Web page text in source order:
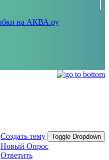
Создать тему Toggle Dropdown
Новый Опрос
Ответить